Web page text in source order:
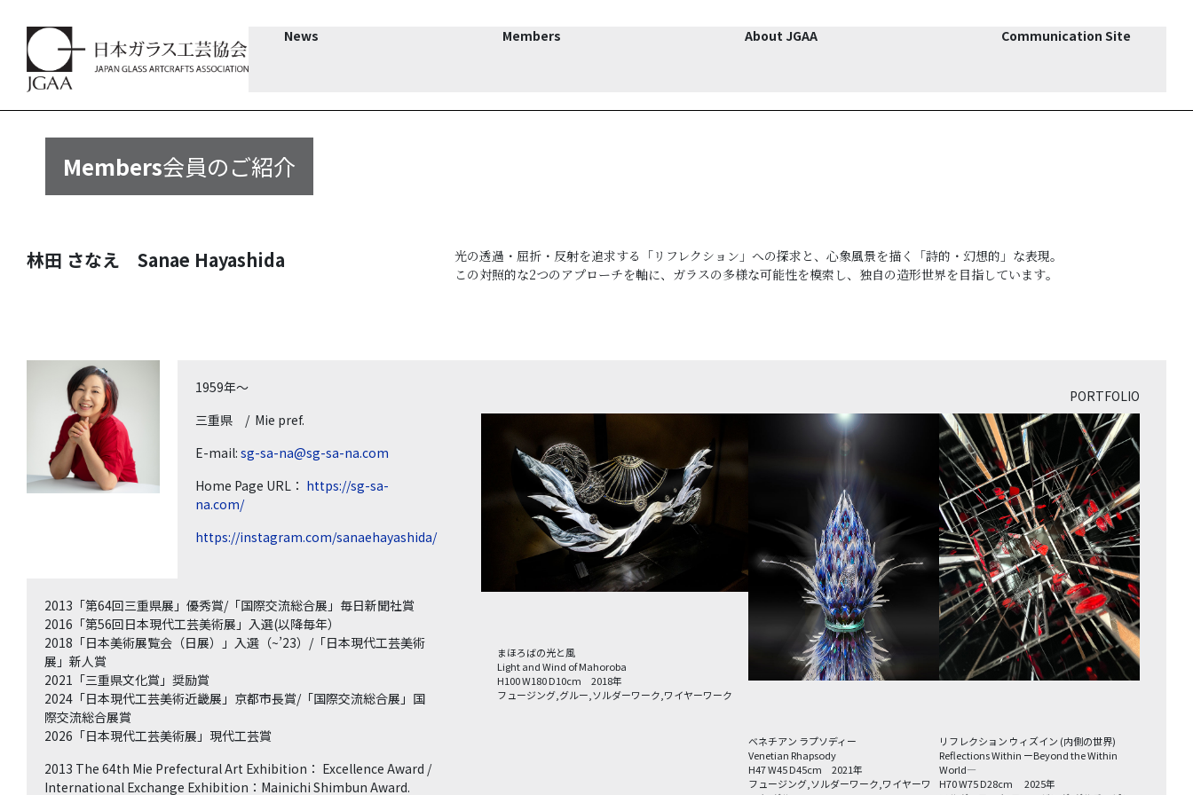
News Members About JGAA Communication Site
Members会員のご紹介
林田 さなえ Sanae Hayashida
1959年～
三重県 / Mie pref.
E-mail: sg-sa-na@sg-sa-na.com
Home Page URL： https://sg-sa-
na.com/
https://instagram.com/sanaehayashida/
2013「第64回三重県展」優秀賞/「国際交流総合展」毎日新聞社賞
2016「第56回日本現代工芸美術展」入選(以降毎年）
2018「日本美術展覧会（日展）」入選（~’23）/「日本現代工芸美術
展」新人賞
2021「三重県文化賞」奨励賞
2024「日本現代工芸美術近畿展」京都市長賞/「国際交流総合展」国
際交流総合展賞
2026「日本現代工芸美術展」現代工芸賞
2013 The 64th Mie Prefectural Art Exhibition： Excellence Award /
International Exchange Exhibition：Mainichi Shimbun Award.
光の透過・屈折・反射を追求する「リフレクション」への探求と、心象風景を描く「詩的・幻想的」な表現。
この対照的な2つのアプローチを軸に、ガラスの多様な可能性を模索し、独自の造形世界を目指しています。
PORTFOLIO
まほろばの光と風
Light and Wind of Mahoroba
H100 W180 D10cm 2018年
フュージング,グルー,ソルダーワーク,ワイヤーワーク
ベネチアン ラプソディー
Venetian Rhapsody
H47 W45 D45cm 2021年
フュージング,ソルダーワーク,ワイヤーワ
リフレクション ウィズイン (内側の世界)
Reflections Within ーBeyond the Within
World―
H70 W75 D28cm 2025年